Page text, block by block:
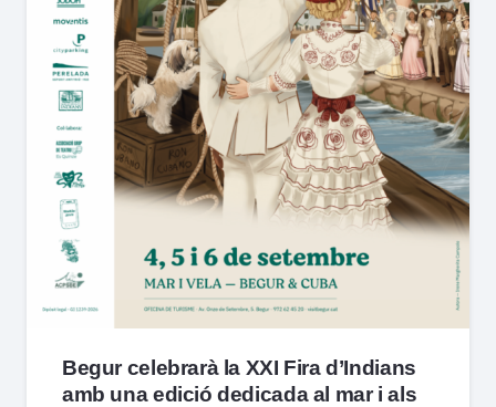
Begur celebrarà la XXI Fira d’Indians
amb una edició dedicada al mar i als